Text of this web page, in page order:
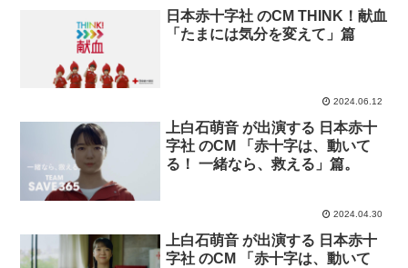
日本赤十字社 のCM THINK！献血
「たまには気分を変えて」篇
2024.06.12
上白石萌音 が出演する 日本赤十
字社 のCM 「赤十字は、動いて
る！ 一緒なら、救える」篇。
2024.04.30
上白石萌音 が出演する 日本赤十
字社 のCM 「赤十字は、動いて